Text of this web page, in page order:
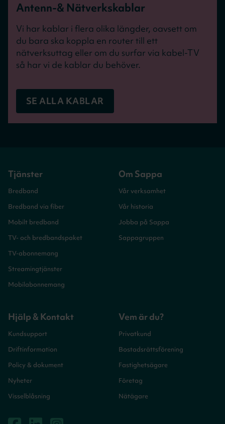
Antenn-& Nätverkskablar
Vi har kablar i flera olika längder, oavsett om
du bara ska koppla en router till ett
nätverksuttag eller om du surfar via kabel-TV
så har vi de kablar du behöver.
SE ALLA KABLAR
Tjänster
Bredband
Bredband via fiber
Mobilt bredband
TV- och bredbandspaket
TV-abonnemang
Streamingtjänster
Mobilabonnemang
Om Sappa
Vår verksamhet
Vår historia
Jobba på Sappa
Sappagruppen
Hjälp & Kontakt
Kundsupport
Driftinformation
Policy & dokument
Nyheter
Visselblåsning
Vem är du?
Privatkund
Bostadsrättsförening
Fastighetsägare
Företag
Nätägare